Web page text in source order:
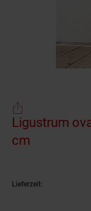
Ligustrum
cm
Lieferzeit: